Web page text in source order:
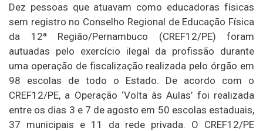
Dez pessoas que atuavam como educadoras físicas
sem registro no Conselho Regional de Educação Física
da 12ª Região/Pernambuco (CREF12/PE) foram
autuadas pelo exercício ilegal da profissão durante
uma operação de fiscalização realizada pelo órgão em
98 escolas de todo o Estado. De acordo com o
CREF12/PE, a Operação ‘Volta às Aulas’ foi realizada
entre os dias 3 e 7 de agosto em 50 escolas estaduais,
37 municipais e 11 da rede privada. O CREF12/PE